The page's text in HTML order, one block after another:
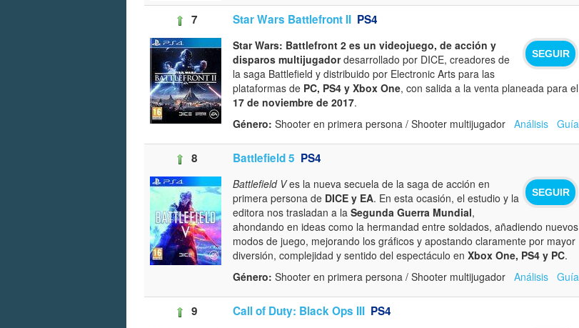
7 Star Wars Battlefront II PS4
SEGUIR
Star Wars: Battlefront 2 es un videojuego, de acción y
disparos multijugadordesarrollado por DICE, creadores de
la saga Battlefield y distribuido por Electronic Arts para las
plataformas de PC, PS4 y Xbox One, con salida a la venta planeada para el
17 de noviembre de 2017.
Género: Shooter en primera persona / Shooter multijugador Análisis Guía
8 Battlefield 5 PS4
SEGUIR
Battlefield Ves la nueva secuela de la saga de acción en
primera persona de DICE y EA. En esta ocasión, el estudio y la
editora nos trasladan a la Segunda Guerra Mundial,
ahondando en ideas como la hermandad entre soldados, añadiendo nuevos
modos de juego, mejorando los gráficos y apostando claramente por mayor
diversión, complejidad y sentido del espectáculo en Xbox One, PS4 y PC.
Género: Shooter en primera persona / Shooter multijugador Análisis Guía
9 Call of Duty: Black Ops III PS4